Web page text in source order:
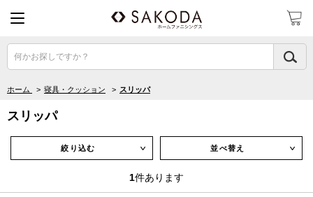
何かお探しですか？
ホーム > 寝具・クッション > スリッパ
スリッパ
絞り込む ∨ 並べ替え ∨
1件あります